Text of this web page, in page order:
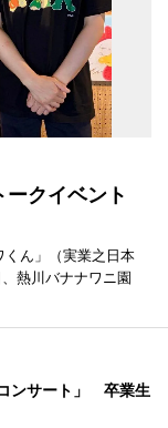
ークイベント
ん」（実業之日本
熱川バナナワニ園
ンサート」 卒業生